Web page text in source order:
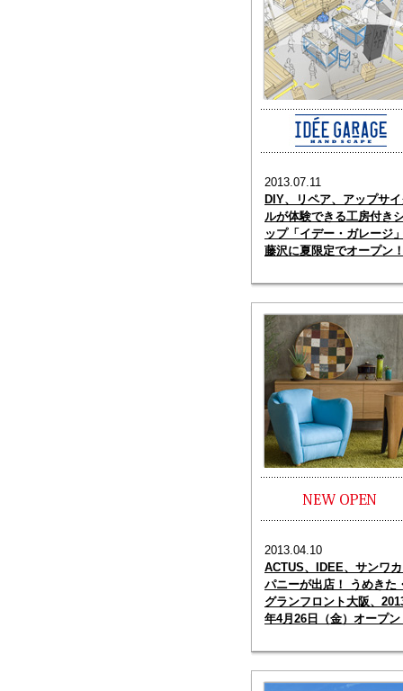
2013.07.11
DIY、リペア、アップサ
ルが体験できる工房付き
ップ「イデー・ガレージ
藤沢に夏限定でオープン
2013.04.10
ACTUS、IDEE、サンワ
パニーが出店！ うめきた
グランフロント大阪、
年4月26日（金）オープン